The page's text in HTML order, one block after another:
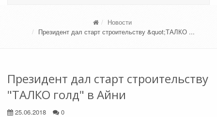
Новости
Президент дал старт строительству &quot;ТАЛКО ...
Президент дал старт строительству
"ТАЛКО голд" в Айни
25.06.2018 0